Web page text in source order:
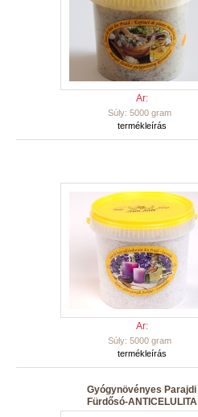
Ar:
Súly: 5000 gram
termékleírás
Ar:
Súly: 5000 gram
termékleírás
Gyógynövényes Parajdi
Fürdősó-ANTICELULITA